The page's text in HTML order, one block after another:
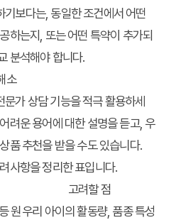
보다는, 동일한 조건에서 어떤
하는지, 또는 어떤 특약이 추가되
분석해야 합니다.
소
가 상담 기능을 적극 활용하세
려운 용어에 대한 설명을 듣고, 우
품 추천을 받을 수도 있습니다.
사항을 정리한 표입니다.
고려할 점
원우리 아이의 활동량, 품종 특성